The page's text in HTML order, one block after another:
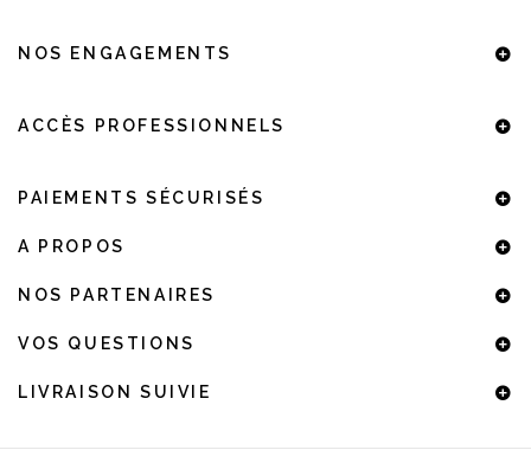
NOS ENGAGEMENTS
ACCÈS PROFESSIONNELS
PAIEMENTS SÉCURISÉS
A PROPOS
NOS PARTENAIRES
VOS QUESTIONS
LIVRAISON SUIVIE